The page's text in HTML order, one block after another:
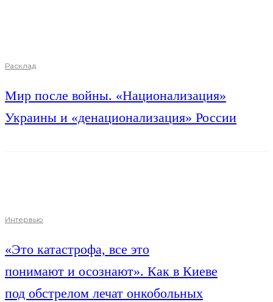
Расклад
Мир после войны. «Национализация»
Украины и «денационализация» России
Интервью
«Это катастрофа, все это
понимают и осознают». Как в Киеве
под обстрелом лечат онкобольных